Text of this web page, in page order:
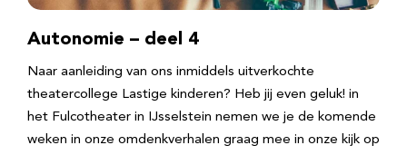
Autonomie – deel 4
Naar aanleiding van ons inmiddels uitverkochte
theatercollege Lastige kinderen? Heb jij even geluk! in
het Fulcotheater in IJsselstein nemen we je de komende
weken in onze omdenkverhalen graag mee in onze kijk op